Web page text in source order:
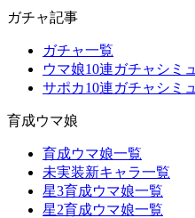
ガチャ記事
ガチャ一覧
ウマ娘10連ガチャシミュ
サポカ10連ガチャシミュ
育成ウマ娘
育成ウマ娘一覧
未実装新キャラ一覧
星3育成ウマ娘一覧
星2育成ウマ娘一覧